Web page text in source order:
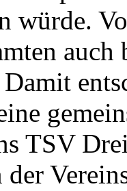
würde.
TSV